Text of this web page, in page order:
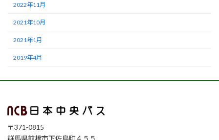
2022年11月
2021年10月
2021年1月
2019年4月
〒371-0815